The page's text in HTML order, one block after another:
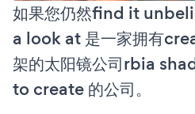
如果您仍然find it
a look at 是一家拥有
架的太阳镜公司rbia
to create 的公司。